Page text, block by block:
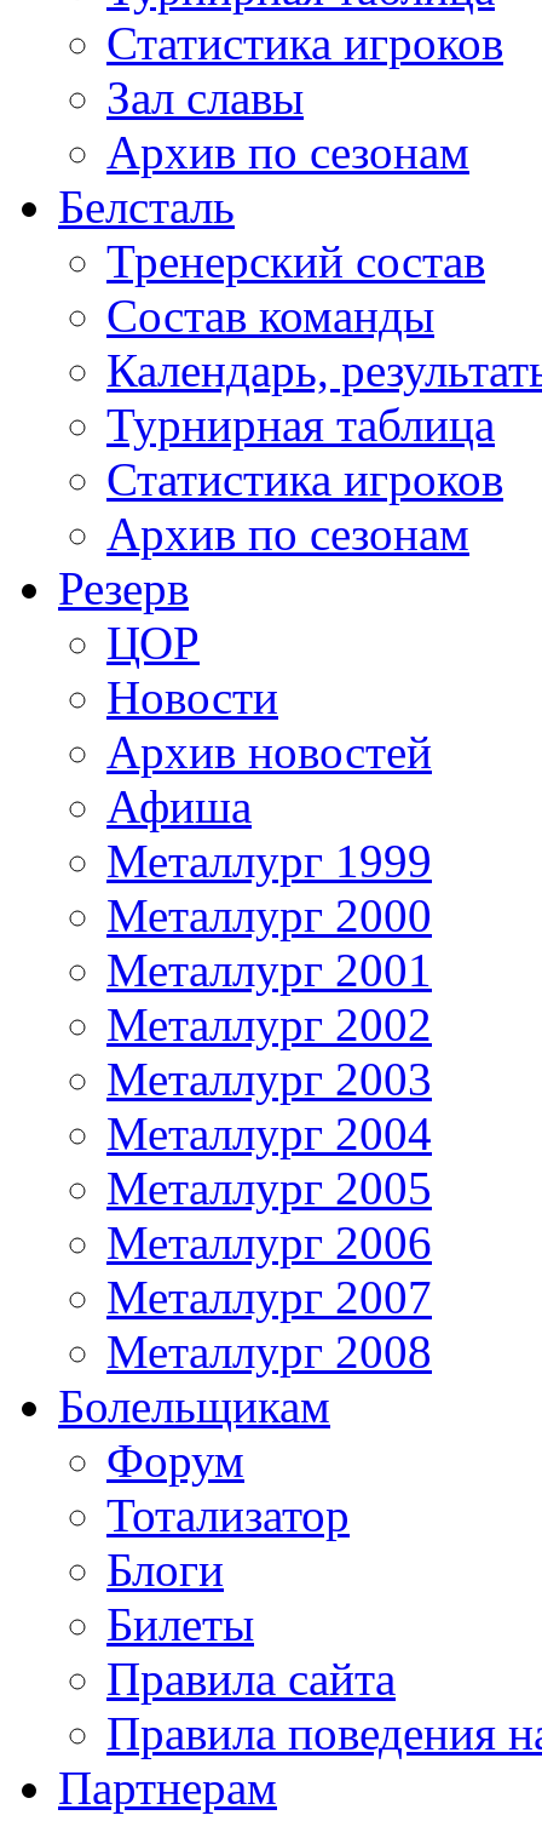
Статистика игроков
Зал славы
Архив по сезонам
Белсталь
Тренерский состав
Состав команды
Календарь,
Турнирная таблица
Статистика игроков
Архив по сезонам
Резерв
ЦОР
Новости
Архив новостей
Афиша
Металлург 1999
Металлург 2000
Металлург 2001
Металлург 2002
Металлург 2003
Металлург 2004
Металлург 2005
Металлург 2006
Металлург 2007
Металлург 2008
Болельщикам
Форум
Тотализатор
Блоги
Билеты
Правила сайта
Правила поведения
Партнерам